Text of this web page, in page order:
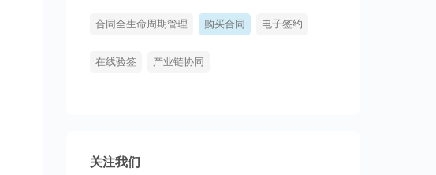
合同全生命周期管理 购买合同 电子签约
在线验签 产业链协同
关注我们